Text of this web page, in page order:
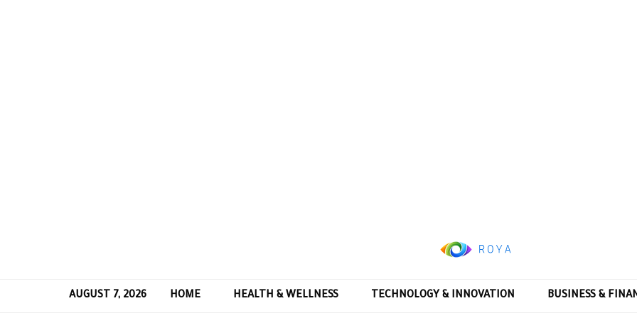
AUGUST 7, 2026 HOME HEALTH & WELLNESS TECHNOLOGY & INNOVATION BUSINESS &